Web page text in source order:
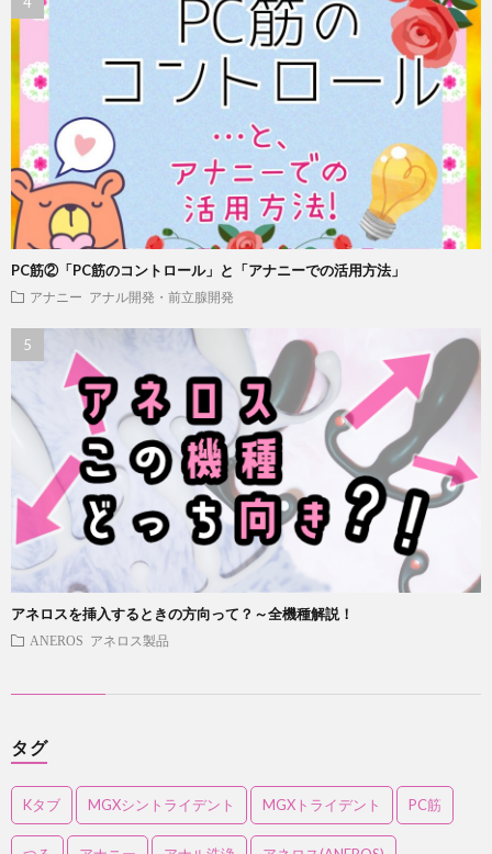
PC筋②「PC筋のコントロール」と「アナニーでの活用方法」
アナニー アナル開発・前立腺開発
アネロスを挿入するときの方向って？～全機種解説！
ANEROS アネロス製品
タグ
Kタブ MGXシントライデント MGXトライデント PC筋